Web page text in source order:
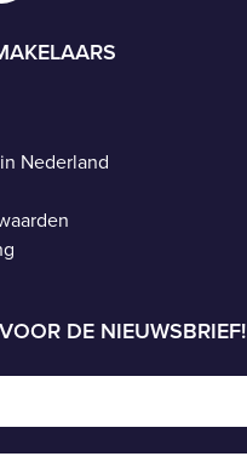
Nederland
DE NIEUWSBRIEF!